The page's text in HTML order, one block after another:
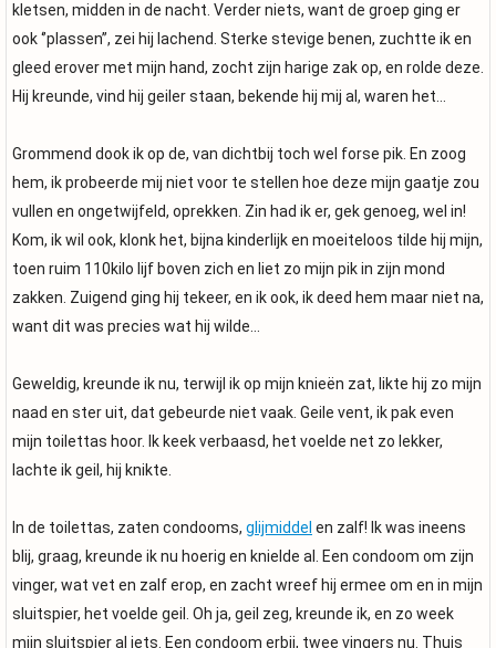
kletsen, midden in de nacht. Verder niets, want de groep ging er
ook ‘’plassen’’, zei hij lachend. Sterke stevige benen, zuchtte ik en
gleed erover met mijn hand, zocht zijn harige zak op, en rolde deze.
Hij kreunde, vind hij geiler staan, bekende hij mij al, waren het…
Grommend dook ik op de, van dichtbij toch wel forse pik. En zoog
hem, ik probeerde mij niet voor te stellen hoe deze mijn gaatje zou
vullen en ongetwijfeld, oprekken. Zin had ik er, gek genoeg, wel in!
Kom, ik wil ook, klonk het, bijna kinderlijk en moeiteloos tilde hij mijn,
toen ruim 110kilo lijf boven zich en liet zo mijn pik in zijn mond
zakken. Zuigend ging hij tekeer, en ik ook, ik deed hem maar niet na,
want dit was precies wat hij wilde…
Geweldig, kreunde ik nu, terwijl ik op mijn knieën zat, likte hij zo mijn
naad en ster uit, dat gebeurde niet vaak. Geile vent, ik pak even
mijn toilettas hoor. Ik keek verbaasd, het voelde net zo lekker,
lachte ik geil, hij knikte.
In de toilettas, zaten condooms, glijmiddel en zalf! Ik was ineens
blij, graag, kreunde ik nu hoerig en knielde al. Een condoom om zijn
vinger, wat vet en zalf erop, en zacht wreef hij ermee om en in mijn
sluitspier, het voelde geil. Oh ja, geil zeg, kreunde ik, en zo week
mijn sluitspier al iets. Een condoom erbij, twee vingers nu. Thuis